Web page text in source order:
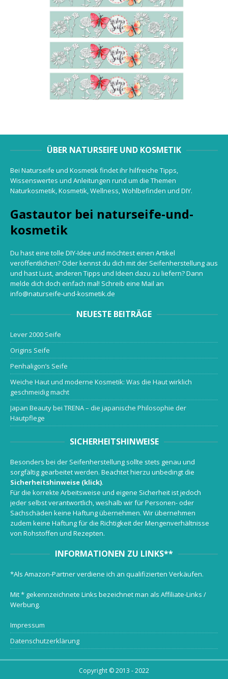
ÜBER NATURSEIFE UND KOSMETIK
Bei Naturseife und Kosmetik findet ihr hilfreiche Tipps,
Wissenswertes und Anleitungen rund um die Themen
Naturkosmetik, Kosmetik, Wellness, Wohlbefinden und DIY.
Gastautor bei naturseife-und-
kosmetik
Du hast eine tolle DIY-Idee und möchtest einen Artikel
veröffentlichen? Oder kennst du dich mit der Seifenherstellung aus
und hast Lust, anderen Tipps und Ideen dazu zu liefern? Dann
melde dich doch einfach mal! Schreib eine Mail an
info@naturseife-und-kosmetik.de
NEUESTE BEITRÄGE
Lever 2000 Seife
Origins Seife
Penhaligon’s Seife
Weiche Haut und moderne Kosmetik: Was die Haut wirklich
geschmeidig macht
Japan Beauty bei TRENA – die japanische Philosophie der
Hautpflege
SICHERHEITSHINWEISE
Besonders bei der Seifenherstellung sollte stets genau und
sorgfältig gearbeitet werden. Beachtet hierzu unbedingt die
Sicherheitshinweise (klick).
Für die korrekte Arbeitsweise und eigene Sicherheit ist jedoch
jeder selbst verantwortlich, weshalb wir für Personen- oder
Sachschäden keine Haftung übernehmen. Wir übernehmen
zudem keine Haftung für die Richtigkeit der Mengenverhältnisse
von Rohstoffen und Rezepten.
INFORMATIONEN ZU LINKS**
*Als Amazon-Partner verdiene ich an qualifizierten Verkäufen.
Mit * gekennzeichnete Links bezeichnet man als Affiliate-Links /
Werbung.
Impressum
Datenschutzerklärung
Copyright © 2013 - 2022